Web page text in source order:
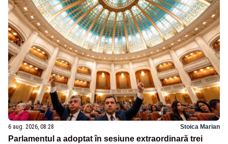
6 aug. 2026, 08:28 Stoica Marian
Parlamentul a adoptat în sesiune extraordinară trei